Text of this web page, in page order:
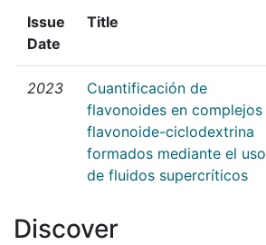
Issue
Date
Title
2023
Cuantificación de
flavonoides en complejos
flavonoide-ciclodextrina
formados mediante el uso
de fluidos supercríticos
Discover